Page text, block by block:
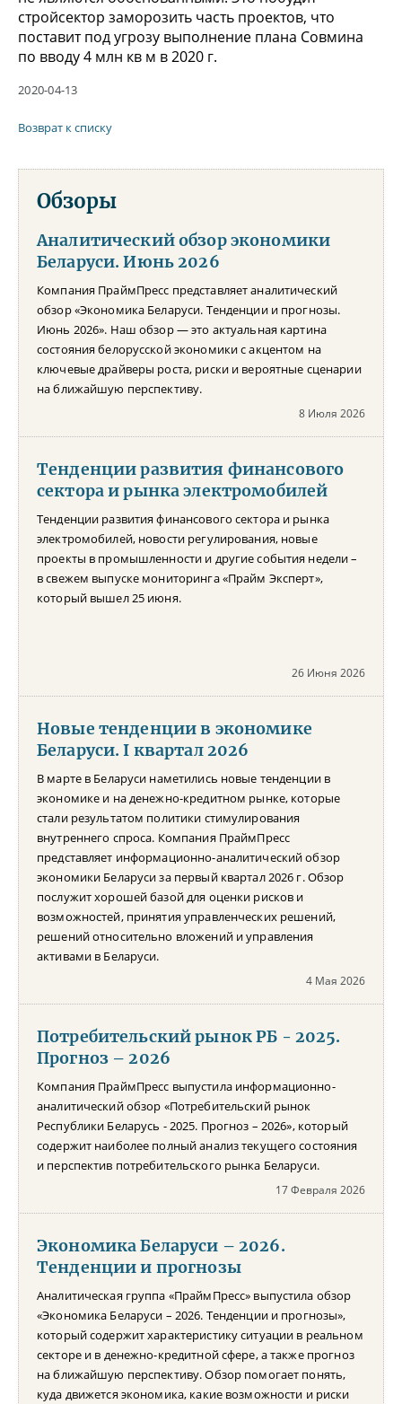
стройсектор заморозить часть проектов, что
поставит под угрозу выполнение плана Совмина
по вводу 4 млн кв м в 2020 г.
2020-04-13
Возврат к списку
Обзоры
Аналитический обзор экономики
Беларуси. Июнь 2026
Компания ПраймПресс представляет аналитический
обзор «Экономика Беларуси. Тенденции и прогнозы.
Июнь 2026». Наш обзор — это актуальная картина
состояния белорусской экономики с акцентом на
ключевые драйверы роста, риски и вероятные сценарии
на ближайшую перспективу.
8 Июля 2026
Тенденции развития финансового
сектора и рынка электромобилей
Тенденции развития финансового сектора и рынка
электромобилей, новости регулирования, новые
проекты в промышленности и другие события недели –
в свежем выпуске мониторинга «Прайм Эксперт»,
который вышел 25 июня.
26 Июня 2026
Новые тенденции в экономике
Беларуси. I квартал 2026
В марте в Беларуси наметились новые тенденции в
экономике и на денежно-кредитном рынке, которые
стали результатом политики стимулирования
внутреннего спроса. Компания ПраймПресс
представляет информационно-аналитический обзор
экономики Беларуси за первый квартал 2026 г. Обзор
послужит хорошей базой для оценки рисков и
возможностей, принятия управленческих решений,
решений относительно вложений и управления
активами в Беларуси.
4 Мая 2026
Потребительский рынок РБ - 2025.
Прогноз – 2026
Компания ПраймПресс выпустила информационно-
аналитический обзор «Потребительский рынок
Республики Беларусь - 2025. Прогноз – 2026», который
содержит наиболее полный анализ текущего состояния
и перспектив потребительского рынка Беларуси.
17 Февраля 2026
Экономика Беларуси – 2026.
Тенденции и прогнозы
Аналитическая группа «ПраймПресс» выпустила обзор
«Экономика Беларуси – 2026. Тенденции и прогнозы»,
который содержит характеристику ситуации в реальном
секторе и в денежно-кредитной сфере, а также прогноз
на ближайшую перспективу. Обзор помогает понять,
куда движется экономика, какие возможности и риски